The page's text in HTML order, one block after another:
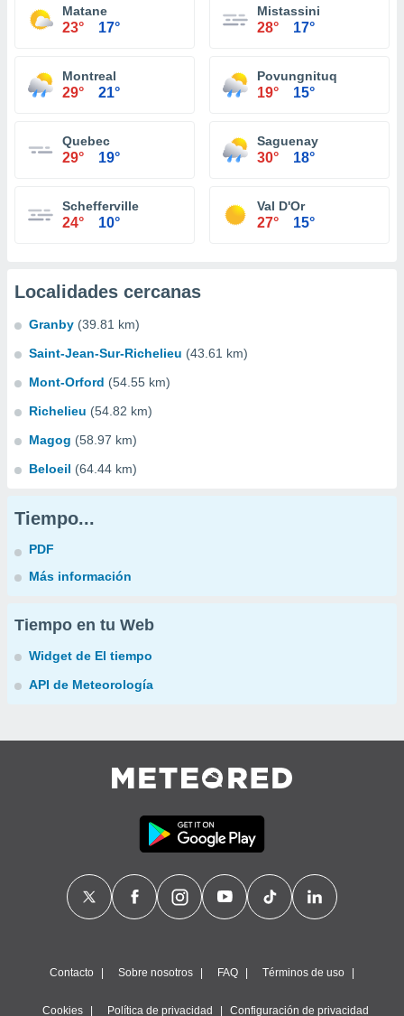
Matane
23° 17°
Mistassini
28° 17°
Montreal
29° 21°
Povungnituq
19° 15°
Quebec
29° 19°
Saguenay
30° 18°
Schefferville
24° 10°
Val D'Or
27° 15°
Localidades cercanas
Granby (39.81 km)
Saint-Jean-Sur-Richelieu (43.61 km)
Mont-Orford (54.55 km)
Richelieu (54.82 km)
Magog (58.97 km)
Beloeil (64.44 km)
Tiempo...
PDF
Más información
Tiempo en tu Web
Widget de El tiempo
API de Meteorología
Contacto Sobre nosotros FAQ Términos de uso
Cookies Política de privacidad Configuración de privacidad